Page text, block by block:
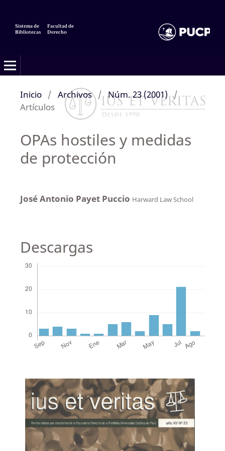
Sistema de
Bibliotecas
Facultad de
Derecho
Inicio / Archivos / Núm. 23 (2001) /
Artículos
OPAs hostiles y medidas
de protección
José Antonio Payet Puccio Harward Law School
Descargas